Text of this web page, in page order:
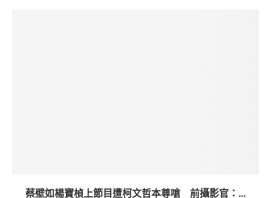
蔡壁如楊寶楨上節目遭柯文哲本尊嗆 前攝影官：...